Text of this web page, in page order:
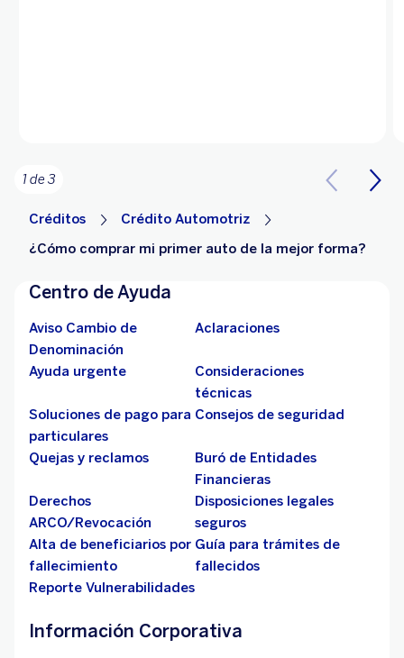
1 de 3
Créditos
Crédito Automotriz
¿Cómo comprar mi primer auto de la mejor forma?
Centro de Ayuda
Aviso Cambio de
Denominación
Aclaraciones
Ayuda urgente
Consideraciones
técnicas
Soluciones de pago para
particulares
Consejos de seguridad
Quejas y reclamos
Buró de Entidades
Financieras
Derechos
ARCO/Revocación
Disposiciones legales
seguros
Alta de beneficiarios por
fallecimiento
Guía para trámites de
fallecidos
Reporte Vulnerabilidades
Información Corporativa